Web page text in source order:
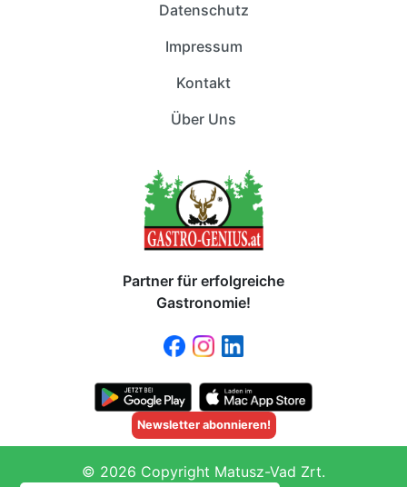
Datenschutz
Impressum
Kontakt
Über Uns
Partner für erfolgreiche
Gastronomie!
Newsletter abonnieren!
© 2026 Copyright Matusz-Vad Zrt.